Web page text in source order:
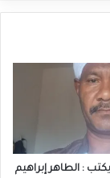
: الطاهر إبراهيم